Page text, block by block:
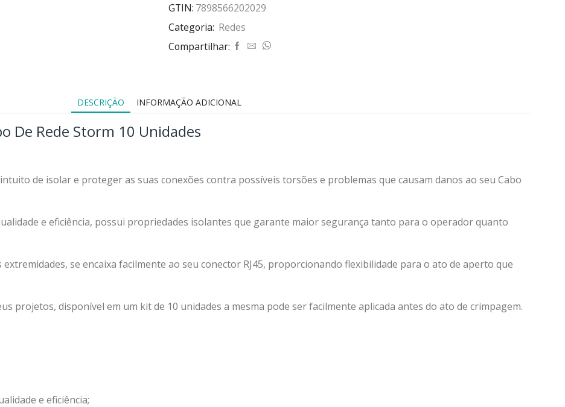
GTIN: 7898566202029
Categoria: Redes
Compartilhar:
DESCRIÇÃO INFORMAÇÃO ADICIONAL
De Rede Storm 10 Unidades
de isolar e proteger as suas conexões contra possíveis torsões e problemas que causam danos ao seu Cabo
e eficiência, possui propriedades isolantes que garante maior segurança tanto para o operador quanto
se encaixa facilmente ao seu conector RJ45, proporcionando flexibilidade para o ato de aperto que
projetos, disponível em um kit de 10 unidades a mesma pode ser facilmente aplicada antes do ato de crimpagem.
e eficiência;